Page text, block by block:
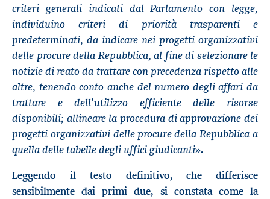
criteri generali indicati dal Parlamento con legge,
individuino criteri di priorità trasparenti e
predeterminati, da indicare nei progetti organizzativi
delle procure della Repubblica, al fine di selezionare le
notizie di reato da trattare con precedenza rispetto alle
altre, tenendo conto anche del numero degli affari da
trattare e dell’utilizzo efficiente delle risorse
disponibili; allineare la procedura di approvazione dei
progetti organizzativi delle procure della Repubblica a
quella delle tabelle degli uffici giudicanti».
Leggendo il testo definitivo, che differisce
sensibilmente dai primi due, si constata come la